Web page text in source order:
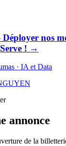
nos
! →
· IA et Data
annonce
de la